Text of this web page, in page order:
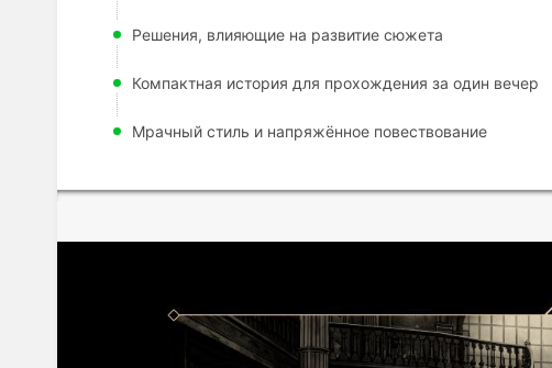
Решения, влияющие на развитие сюжета
Компактная история для прохождения за один вечер
Мрачный стиль и напряжённое повествование